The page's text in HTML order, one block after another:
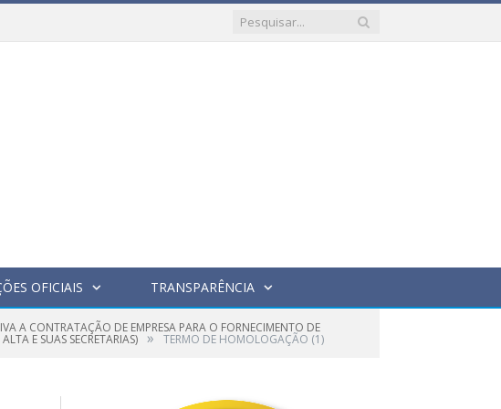
OFICIAIS TRANSPARÊNCIA
A CONTRATAÇÃO DE EMPRESA PARA O FORNECIMENTO DE
E SUAS SECRETARIAS) » TERMO DE HOMOLOGAÇÃO (1)